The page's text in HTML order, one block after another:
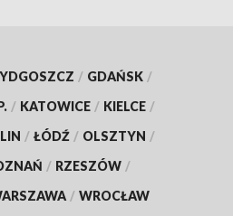
/ GDAŃSK /
/ KATOWICE / KIELCE /
/ ŁÓDŹ / OLSZTYN /
/ RZESZÓW /
/ WROCŁAW